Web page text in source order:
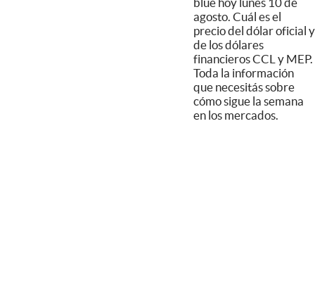
agosto. Cuál es el
precio del dólar oficial y
de los dólares
financieros CCL y MEP.
Toda la información
que necesitás sobre
cómo sigue la semana
en los mercados.